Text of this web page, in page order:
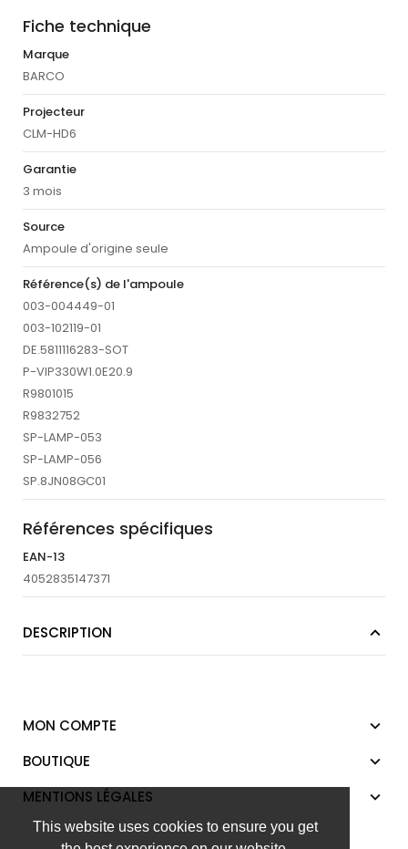
This website uses cookies to ensure you get
DESCRIPTION
Fiche technique
Marque
BARCO
Projecteur
CLM-HD6
Garantie
3 mois
Source
Ampoule d'origine seule
Référence(s) de l'ampoule
003-004449-01
003-102119-01
DE.5811116283-SOT
P-VIP330W1.0E20.9
R9801015
R9832752
SP-LAMP-053
SP-LAMP-056
SP.8JN08GC01
Références spécifiques
EAN-13
4052835147371
MON COMPTE
BOUTIQUE
MENTIONS LÉGALES